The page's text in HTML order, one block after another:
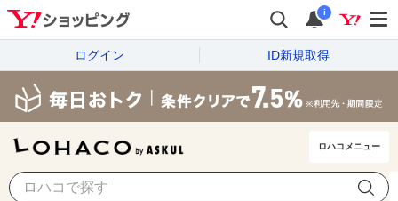
i
ログイン ID新規取得
ロハコメニュー